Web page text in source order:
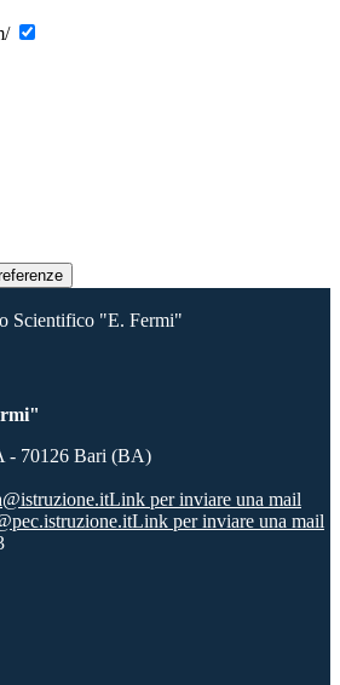
Scientifico "E. Fermi"
- 70126 Bari (BA)
Link per inviare una mail
Link per inviare una mail